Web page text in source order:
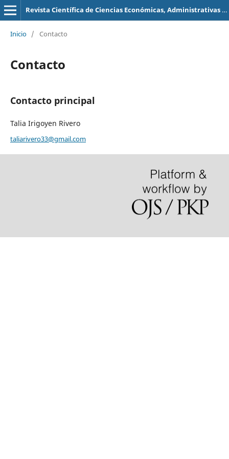
Revista Científica de Ciencias Económicas, Administrativas y Contables
Inicio / Contacto
Contacto
Contacto principal
Talia Irigoyen Rivero
taliarivero33@gmail.com